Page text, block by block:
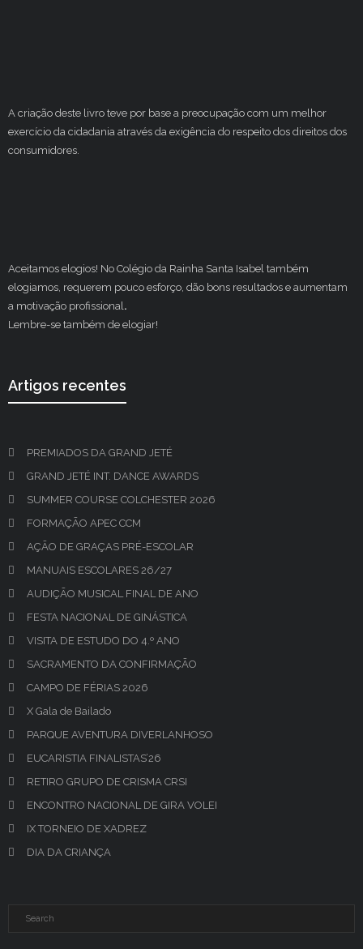
A criação deste livro teve por base a preocupação com um melhor
exercício da cidadania através da exigência do respeito dos direitos dos
consumidores.
Aceitamos elogios! No Colégio da Rainha Santa Isabel também
elogiamos, requerem pouco esforço, dão bons resultados e aumentam
a motivação profissional.
Lembre-se também de elogiar!
Artigos recentes
PREMIADOS DA GRAND JETÉ
GRAND JETÉ INT. DANCE AWARDS
SUMMER COURSE COLCHESTER 2026
FORMAÇÃO APEC CCM
AÇÃO DE GRAÇAS PRÉ-ESCOLAR
MANUAIS ESCOLARES 26/27
AUDIÇÃO MUSICAL FINAL DE ANO
FESTA NACIONAL DE GINÁSTICA
VISITA DE ESTUDO DO 4.º ANO
SACRAMENTO DA CONFIRMAÇÃO
CAMPO DE FÉRIAS 2026
X Gala de Bailado
PARQUE AVENTURA DIVERLANHOSO
EUCARISTIA FINALISTAS’26
RETIRO GRUPO DE CRISMA CRSI
ENCONTRO NACIONAL DE GIRA VOLEI
IX TORNEIO DE XADREZ
DIA DA CRIANÇA